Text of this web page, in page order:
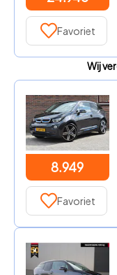
Favoriet
Wij
8.949
Favoriet